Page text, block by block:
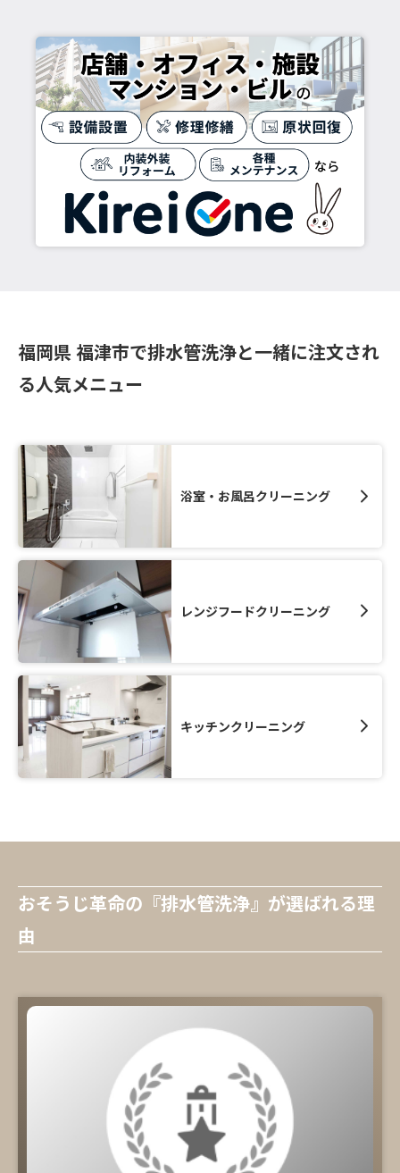
福岡県 福津市で排水管洗浄と一緒に注文され
る人気メニュー
浴室・お風呂クリーニング
レンジフードクリーニング
キッチンクリーニング
おそうじ革命の『排水管洗浄』が選ばれる理
由